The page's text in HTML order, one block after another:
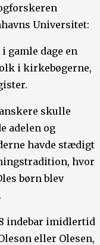
Universitet:
gamle dage en
i kirkebøgerne,
skulle
adelen og
havde stædigt
hvor
børn blev
indebar imidlertid
eller Olesen,